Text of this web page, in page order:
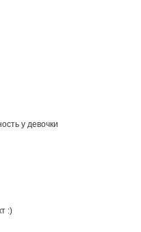
у девочки
:)